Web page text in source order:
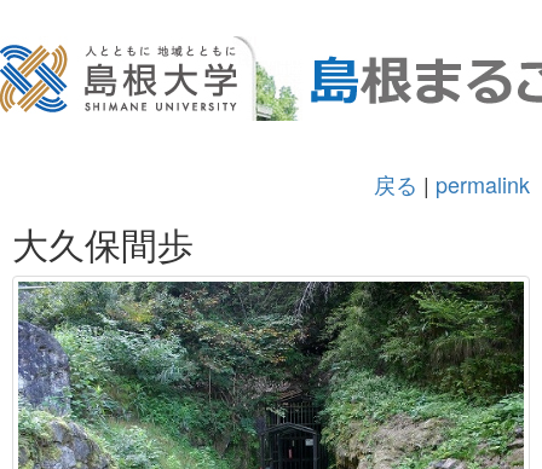
戻る | permalink
大久保間歩